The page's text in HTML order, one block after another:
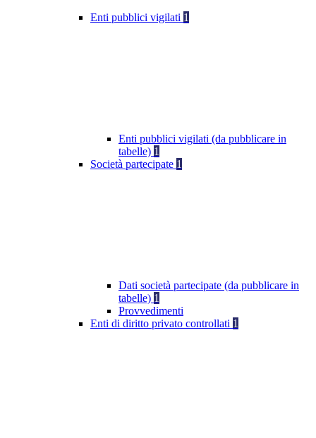
Enti pubblici vigilati 1
Enti pubblici vigilati (da pubblicare in
tabelle) 1
Società partecipate 1
Dati società partecipate (da pubblicare in
tabelle) 1
Provvedimenti
Enti di diritto privato controllati 1